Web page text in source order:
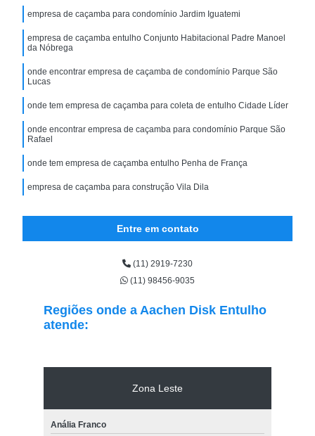
empresa de caçamba para condomínio Jardim Iguatemi
empresa de caçamba entulho Conjunto Habitacional Padre Manoel
da Nóbrega
onde encontrar empresa de caçamba de condomínio Parque São
Lucas
onde tem empresa de caçamba para coleta de entulho Cidade Líder
onde encontrar empresa de caçamba para condomínio Parque São
Rafael
onde tem empresa de caçamba entulho Penha de França
empresa de caçamba para construção Vila Dila
Entre em contato
(11) 2919-7230
(11) 98456-9035
Regiões onde a Aachen Disk Entulho
atende:
Zona Leste
Anália Franco